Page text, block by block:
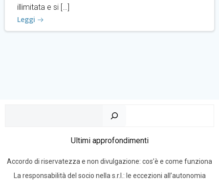
illimitata e si […]
Leggi
Ultimi approfondimenti
Accordo di riservatezza e non divulgazione: cos’è e come funziona
La responsabilità del socio nella s.r.l.: le eccezioni all’autonomia